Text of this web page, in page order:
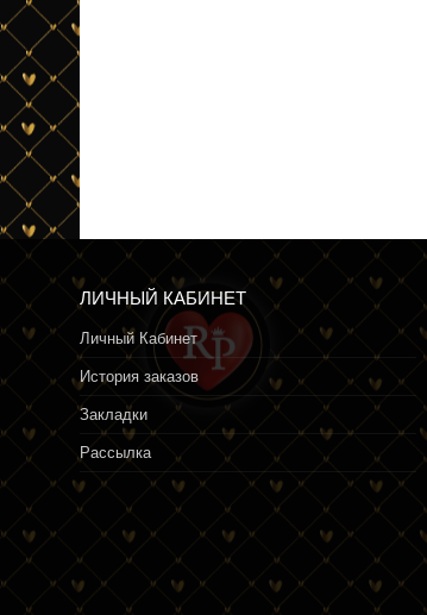
ЛИЧНЫЙ КАБИНЕТ
Личный Кабинет
История заказов
Закладки
Рассылка